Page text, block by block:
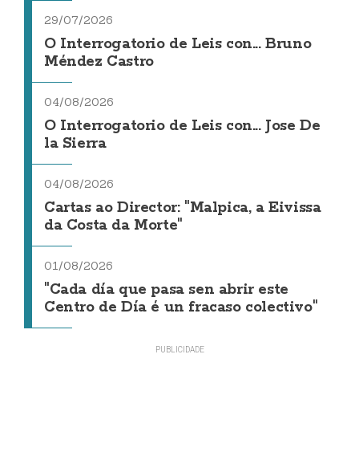
29/07/2026
O Interrogatorio de Leis con... Bruno
Méndez Castro
04/08/2026
O Interrogatorio de Leis con... Jose De
la Sierra
04/08/2026
Cartas ao Director: "Malpica, a Eivissa
da Costa da Morte"
01/08/2026
"Cada día que pasa sen abrir este
Centro de Día é un fracaso colectivo"